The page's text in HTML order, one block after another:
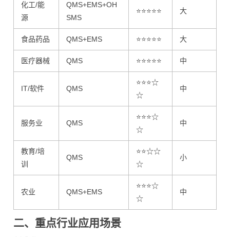
化工/能
源
QMS+EMS+OH
SMS
⭐⭐⭐⭐⭐ 大
食品药品 QMS+EMS ⭐⭐⭐⭐⭐ 大
医疗器械 QMS ⭐⭐⭐⭐⭐ 中
IT/软件 QMS
⭐⭐⭐☆
☆
中
服务业 QMS
⭐⭐⭐☆
☆
中
教育/培
训
QMS
⭐⭐☆☆
☆
小
农业 QMS+EMS
⭐⭐⭐☆
☆
中
二、重点行业应用场景